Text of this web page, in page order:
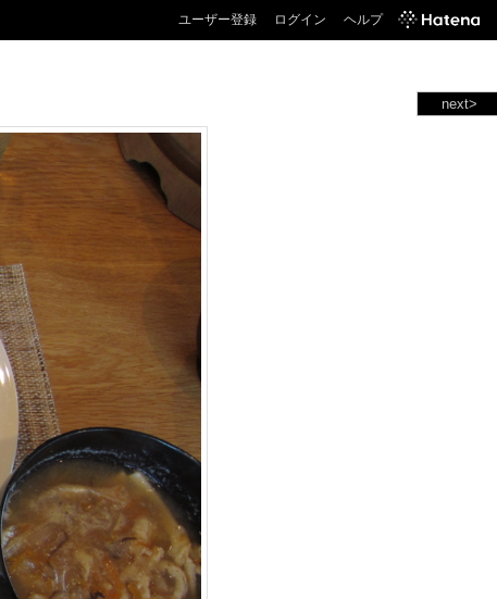
ユーザー登録 ログイン ヘルプ
next>